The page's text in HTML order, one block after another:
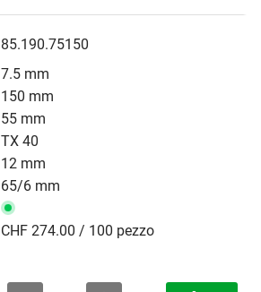
85.190.75150
7.5 mm
150 mm
55 mm
TX 40
12 mm
65/6 mm
CHF 274.00 / 100 pezzo